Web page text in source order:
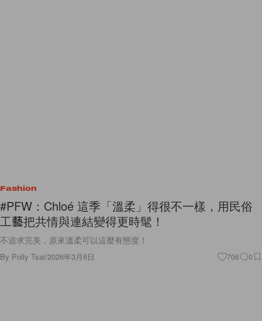
Fashion
#PFW：Chloé 這季「溫柔」得很不一樣，用民俗
工藝把共情與連結變得更時髦！
不追求完美，原來溫柔可以這麼有態度！
By Polly Tsai/2026年3月6日 706 0